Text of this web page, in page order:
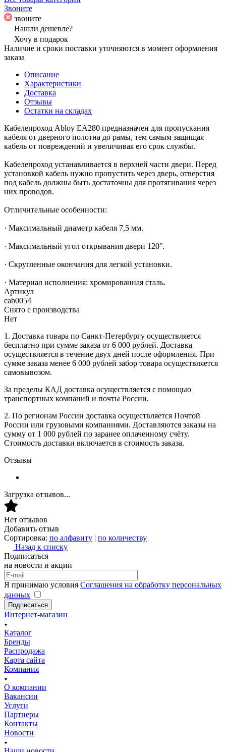
Звоните
звоните
Нашли дешевле?
Хочу в подарок
Наличие и сроки поставки уточняются в момент оформления
заказа
Описание
Характеристики
Доставка
Отзывы
Остатки на складах
Кабелепроход Abloy EA280 предназначен для пропускания
кабеля от дверного полотна до рамы, тем самым защищая
кабель от повреждений и увеличивая его срок службы.
Кабелепроход устанавливается в верхней части двери. Перед
установкой кабель нужно пропустить через дверь, отверстия
под кабель должны быть достаточны для протягивания через
них проводов.
Отличительные особенности:
· Максимальный диаметр кабеля 7,5 мм.
· Максимальный угол открывания двери 120°.
· Скругленные окончания для легкой установки.
· Материал исполнения: хромированная сталь.
Артикул
cab0054
Снято с производства
Нет
1. Доставка товара по Санкт-Петербургу осуществляется
бесплатно при сумме заказа от 6 000 рублей. Доставка
осуществляется в течение двух дней после оформления. При
сумме заказа менее 6 000 рублей забор товара осуществляется
самовывозом.
За пределы КАД доставка осуществляется с помощью
транспортных компаний и почты России.
2. По регионам России доставка осуществляется Почтой
России или грузовыми компаниями. Доставляются заказы на
сумму от 1 000 рублей по заранее оплаченному счёту.
Стоимость доставки включается в стоимость заказа.
Отзывы
Загрузка отзывов...
Нет отзывов
Добавить отзыв
Сортировка: по алфавиту | по количеству
Назад к списку
Подписаться
на новости и акции
Я принимаю условия Соглашения на обработку персональных
данных
Подписаться
Интернет-магазин
Каталог
Бренды
Распродажа
Карта сайта
Компания
О компании
Вакансии
Услуги
Партнеры
Контакты
Новости